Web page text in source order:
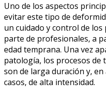
Uno de los aspectos
evitar este tipo de
un cuidado y control de los
parte de profesionales, a
edad temprana. Una vez
patología, los procesos de
son de larga duración y,
casos, de alta intensidad.